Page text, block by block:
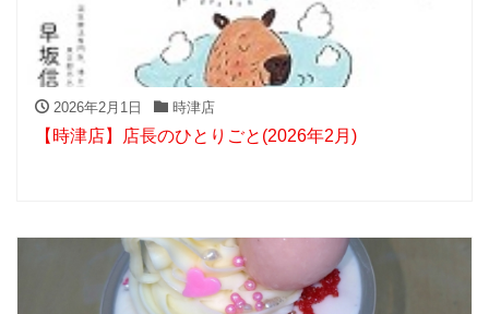
2026年2月1日 時津店
【時津店】店長のひとりごと(2026年2月)